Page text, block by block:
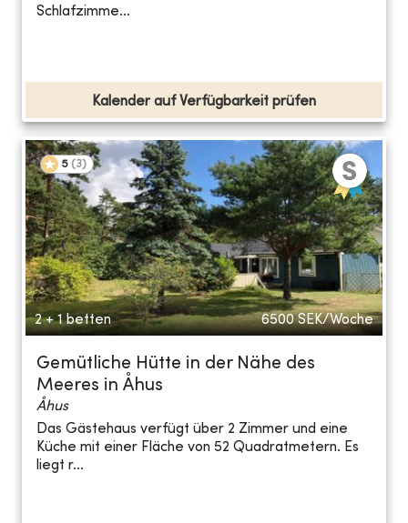
Schlafzimme...
Kalender auf Verfügbarkeit prüfen
5 (3)
2 + 1 betten 6500 SEK/Woche
Gemütliche Hütte in der Nähe des
Meeres in Åhus
Åhus
Das Gästehaus verfügt über 2 Zimmer und eine
Küche mit einer Fläche von 52 Quadratmetern. Es
liegt r...